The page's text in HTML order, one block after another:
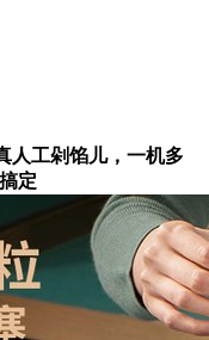
人工剁馅儿，一机多
定